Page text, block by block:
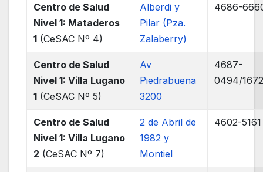
Centro de Salud
Nivel 1: Mataderos
1 (CeSAC Nº 4)
Alberdi y
Pilar (Pza.
Zalaberry)
4686-
Centro de Salud
Nivel 1: Villa Lugano
1 (CeSAC Nº 5)
Av
Piedrabuena
3200
4687-
0494/
Centro de Salud
Nivel 1: Villa Lugano
2 (CeSAC Nº 7)
2 de Abril de
1982 y
Montiel
4602-5161